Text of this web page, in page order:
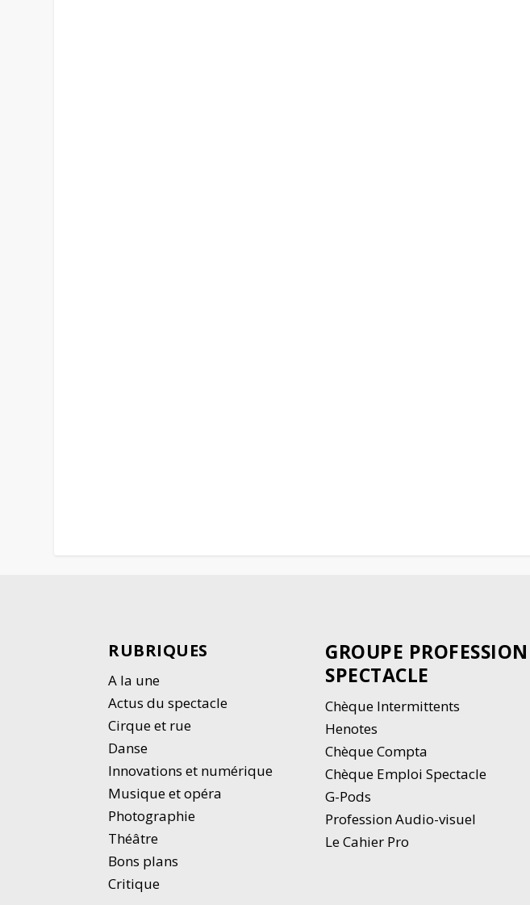
RUBRIQUES
A la une
Actus du spectacle
Cirque et rue
Danse
Innovations et numérique
Musique et opéra
Photographie
Théâtre
Bons plans
Critique
GROUPE PROFESSION
SPECTACLE
Chèque Intermittents
Henotes
Chèque Compta
Chèque Emploi Spectacle
G-Pods
Profession Audio-visuel
Le Cahier Pro